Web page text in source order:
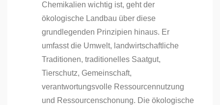
Chemikalien wichtig ist, geht der
ökologische Landbau über diese
grundlegenden Prinzipien hinaus. Er
umfasst die Umwelt, landwirtschaftliche
Traditionen, traditionelles Saatgut,
Tierschutz, Gemeinschaft,
verantwortungsvolle Ressourcennutzung
und Ressourcenschonung. Die ökologische